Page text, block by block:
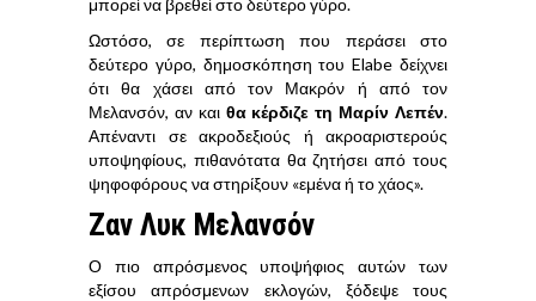
Ωστόσο, σε περίπτωση που περάσει στο
δεύτερο γύρο, δημοσκόπηση του Elabe δείχνει
ότι θα χάσει από τον Μακρόν ή από τον
Μελανσόν, αν και θα κέρδιζε τη Μαρίν Λεπέν.
Απέναντι σε ακροδεξιούς ή ακροαριστερούς
υποψηφίους, πιθανότατα θα ζητήσει από τους
ψηφοφόρους να στηρίξουν «εμένα ή το χάος».
Ζαν Λυκ Μελανσόν
Ο πιο απρόσμενος υποψήφιος αυτών των
εξίσου απρόσμενων εκλογών, ξόδεψε τους